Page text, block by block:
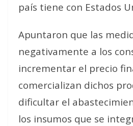
país tiene con Estados
Apuntaron que las
negativamente a los
incrementar el precio
comercializan dichos
dificultar el
los insumos que se